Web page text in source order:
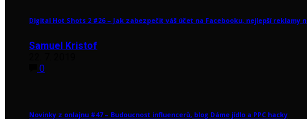
Digital Hot Shots 2 #26 – Jak zabezpečit váš účet na Facebooku, nejlepší reklamy
Samuel Kristof
0
Novinky z onlajnu #47 – Budoucnost influencerů, blog Dáme jídlo a PPC hacky